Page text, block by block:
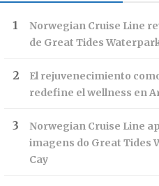
Norwegian Cruise Line
de Great Tides
El rejuvenecimiento
redefine el wellness en
Norwegian Cruise Line
imagens do Great Tides
Cay